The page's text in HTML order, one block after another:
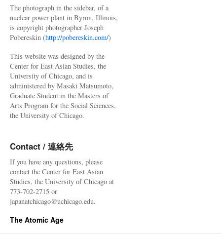
The photograph in the sidebar, of a
nuclear power plant in Byron, Illinois,
is copyright photographer Joseph
Pobereskin (http://pobereskin.com/)
This website was designed by the
Center for East Asian Studies, the
University of Chicago, and is
administered by Masaki Matsumoto,
Graduate Student in the Masters of
Arts Program for the Social Sciences,
the University of Chicago.
Contact / 連絡先
If you have any questions, please
contact the Center for East Asian
Studies, the University of Chicago at
773-702-2715 or
japanatchicago@uchicago.edu.
The Atomic Age